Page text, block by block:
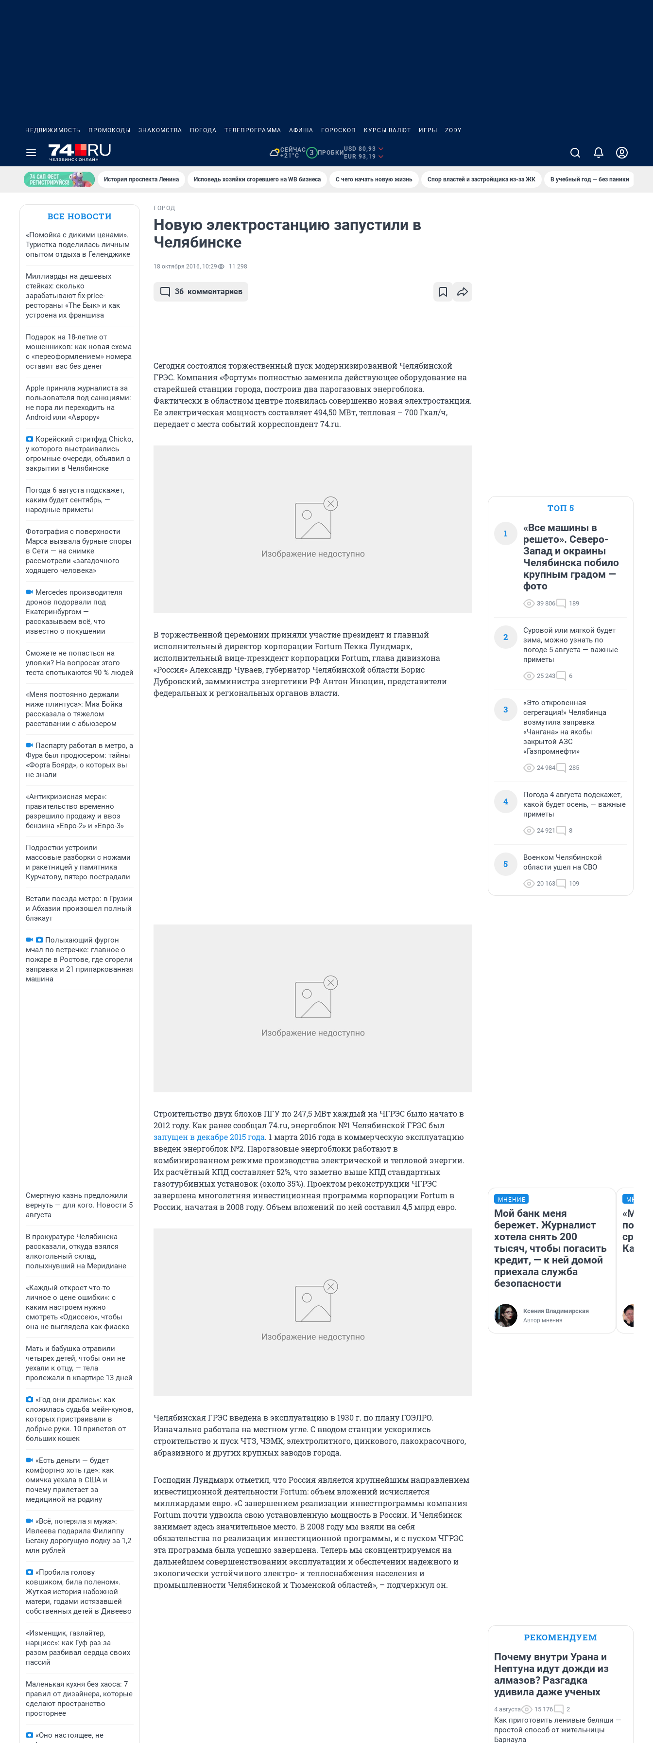
НЕДВИЖИМОСТЬ ПРОМОКОДЫ ЗНАКОМСТВА ПОГОДА ТЕЛЕПРОГРАММА АФИША ГОРОСКОП КУРСЫ ВАЛЮТ ИГРЫ ZODY
СЕЙЧАС
+21°C
3 ПРОБКИ
USD 80,93
EUR 93,19
История проспекта Ленина Исповедь хозяйки сгоревшего на WB бизнеса С чего начать новую жизнь Спор властей и застройщика из-за ЖК В учебный год — без паники
ВСЕ НОВОСТИ
«Помойка с дикими ценами».
Туристка поделилась личным
опытом отдыха в Геленджике
Миллиарды на дешевых
стейках: сколько
зарабатывают fix-price-
рестораны «The Бык» и как
устроена их франшиза
Подарок на 18-летие от
мошенников: как новая схема
с «переоформлением» номера
оставит вас без денег
Apple приняла журналиста за
пользователя под санкциями:
не пора ли переходить на
Android или «Аврору»
Корейский стритфуд Chicko,
у которого выстраивались
огромные очереди, объявил о
закрытии в Челябинске
Погода 6 августа подскажет,
каким будет сентябрь, —
народные приметы
Фотография с поверхности
Марса вызвала бурные споры
в Сети — на снимке
рассмотрели «загадочного
ходящего человека»
Mercedes производителя
дронов подорвали под
Екатеринбургом —
рассказываем всё, что
известно о покушении
Сможете не попасться на
уловки? На вопросах этого
теста спотыкаются 90 % людей
«Меня постоянно держали
ниже плинтуса»: Миа Бойка
рассказала о тяжелом
расставании с абьюзером
Паспарту работал в метро, а
Фура был продюсером: тайны
«Форта Боярд», о которых вы
не знали
«Антикризисная мера»:
правительство временно
разрешило продажу и ввоз
бензина «Евро-2» и «Евро-3»
Подростки устроили
массовые разборки с ножами
и ракетницей у памятника
Курчатову, пятеро пострадали
Встали поезда метро: в Грузии
и Абхазии произошел полный
блэкаут
Полыхающий фургон
мчал по встречке: главное о
пожаре в Ростове, где сгорели
заправка и 21 припаркованная
машина
Смертную казнь предложили
вернуть — для кого. Новости 5
августа
В прокуратуре Челябинска
рассказали, откуда взялся
алкогольный склад,
полыхнувший на Меридиане
«Каждый откроет что-то
личное о цене ошибки»: с
каким настроем нужно
смотреть «Одиссею», чтобы
она не выглядела как фиаско
Мать и бабушка отравили
четырех детей, чтобы они не
уехали к отцу, — тела
пролежали в квартире 13 дней
«Год они дрались»: как
сложилась судьба мейн-кунов,
которых пристраивали в
добрые руки. 10 приветов от
больших кошек
«Есть деньги — будет
комфортно хоть где»: как
омичка уехала в США и
почему прилетает за
медициной на родину
«Всё, потеряла я мужа»:
Ивлеева подарила Филиппу
Бегаку дорогущую лодку за 1,2
млн рублей
«Пробила голову
ковшиком, била поленом».
Жуткая история набожной
матери, годами истязавшей
собственных детей в Дивеево
«Изменщик, газлайтер,
нарцисс»: как Гуф раз за
разом разбивал сердца своих
пассий
Маленькая кухня без хаоса: 7
правил от дизайнера, которые
сделают пространство
просторнее
«Оно настоящее, не
ГОРОД
Новую электростанцию запустили в
Челябинске
18 октября 2016, 10:29 11 298
36 комментариев
Сегодня состоялся торжественный пуск модернизированной Челябинской
ГРЭС. Компания «Фортум» полностью заменила действующее оборудование на
старейшей станции города, построив два парогазовых энергоблока.
Фактически в областном центре появилась совершенно новая электростанция.
Ее электрическая мощность составляет 494,50 МВт, тепловая – 700 Гкал/ч,
передает с места событий корреспондент 74.ru.
В торжественной церемонии приняли участие президент и главный
исполнительный директор корпорации Fortum Пекка Лундмарк,
исполнительный вице-президент корпорации Fortum, глава дивизиона
«Россия» Александр Чуваев, губернатор Челябинской области Борис
Дубровский, замминистра энергетики РФ Антон Инюцин, представители
федеральных и региональных органов власти.
Строительство двух блоков ПГУ по 247,5 МВт каждый на ЧГРЭС было начато в
2012 году. Как ранее сообщал 74.ru, энергоблок №1 Челябинской ГРЭС был
запущен в декабре 2015 года. 1 марта 2016 года в коммерческую эксплуатацию
введен энергоблок №2. Парогазовые энергоблоки работают в
комбинированном режиме производства электрической и тепловой энергии.
Их расчётный КПД составляет 52%, что заметно выше КПД стандартных
газотурбинных установок (около 35%). Проектом реконструкции ЧГРЭС
завершена многолетняя инвестиционная программа корпорации Fortum в
России, начатая в 2008 году. Объем вложений по ней составил 4,5 млрд евро.
Челябинская ГРЭС введена в эксплуатацию в 1930 г. по плану ГОЭЛРО.
Изначально работала на местном угле. С вводом станции ускорились
строительство и пуск ЧТЗ, ЧЭМК, электролитного, цинкового, лакокрасочного,
абразивного и других крупных заводов города.
Господин Лундмарк отметил, что Россия является крупнейшим направлением
инвестиционной деятельности Fortum: объем вложений исчисляется
миллиардами евро. «С завершением реализации инвестпрограммы компания
Fortum почти удвоила свою установленную мощность в России. И Челябинск
занимает здесь значительное место. В 2008 году мы взяли на себя
обязательства по реализации инвестиционной программы, и с пуском ЧГРЭС
эта программа была успешно завершена. Теперь мы сконцентрируемся на
дальнейшем совершенствовании эксплуатации и обеспечении надежного и
экологически устойчивого электро- и теплоснабжения населения и
промышленности Челябинской и Тюменской областей», – подчеркнул он.
ТОП 5
1
«Все машины в
решето». Северо-
Запад и окраины
Челябинска побило
крупным градом —
фото
39 806 189
2
Суровой или мягкой будет
зима, можно узнать по
погоде 5 августа — важные
приметы
25 243 6
3
«Это откровенная
сегрегация!» Челябинца
возмутила заправка
«Чангана» на якобы
закрытой АЗС
«Газпромнефти»
24 984 285
4
Погода 4 августа подскажет,
какой будет осень, — важные
приметы
24 921 8
5
Военком Челябинской
области ушел на СВО
20 163 109
МНЕНИЕ
Мой банк меня
бережет. Журналист
хотела снять 200
тысяч, чтобы погасить
кредит, — к ней домой
приехала служба
безопасности
Ксения Владимирская
Автор мнения
РЕКОМЕНДУЕМ
Почему внутри Урана и
Нептуна идут дожди из
алмазов? Разгадка
удивила даже ученых
4 августа 15 176 2
Как приготовить ленивые беляши —
простой способ от жительницы
Барнаула